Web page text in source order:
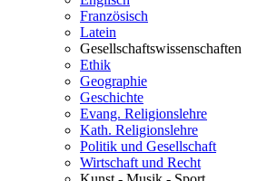
Französisch
Latein
Gesellschaftswissenschaften
Ethik
Geographie
Geschichte
Evang. Religionslehre
Kath. Religionslehre
Politik und Gesellschaft
Wirtschaft und Recht